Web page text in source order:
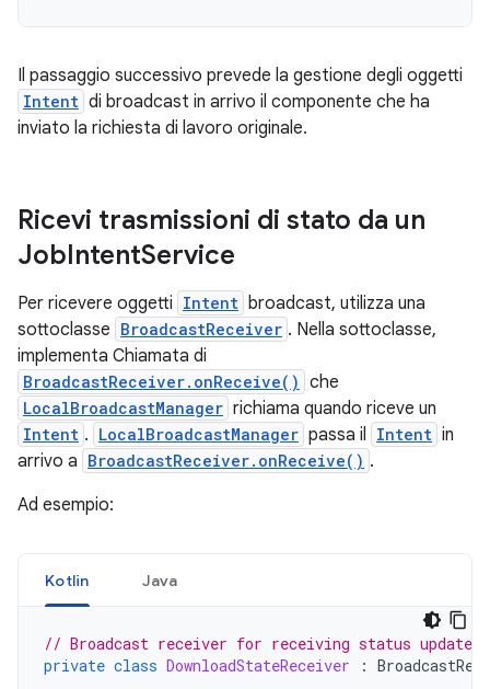
Il passaggio successivo prevede la gestione degli oggetti
Intent di broadcast in arrivo il componente che ha
inviato la richiesta di lavoro originale.
Ricevi trasmissioni di stato da un
JobIntentService
Per ricevere oggetti Intent broadcast, utilizza una
sottoclasse BroadcastReceiver . Nella sottoclasse,
implementa Chiamata di
BroadcastReceiver.onReceive() che
LocalBroadcastManager richiama quando riceve un
Intent . LocalBroadcastManager passa il Intent in
arrivo a BroadcastReceiver.onReceive() .
Ad esempio:
Kotlin Java
// Broadcast receiver for receiving status
private class DownloadStateReceiver :